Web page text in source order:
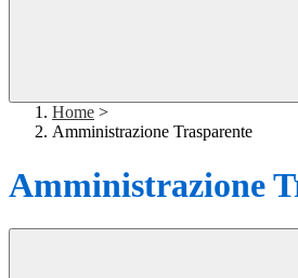
Home >
Amministrazione Trasparente
Amministrazione